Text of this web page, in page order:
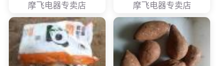
摩飞电器专卖店 摩飞电器专卖店